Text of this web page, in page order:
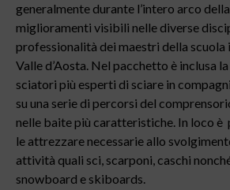
generalmente durante l’intero arco
miglioramenti visibili nelle diverse
professionalità dei maestri della scuola
Valle d’Aosta. Nel pacchetto è inclusa
sciatori più esperti di sciare in
su una serie di percorsi del
nelle baite più caratteristiche. In loco è
le attrezzare necessarie allo
attività quali sci, scarponi, caschi
snowboard e skiboards.